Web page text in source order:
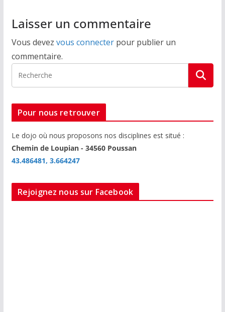
o
k
Laisser un commentaire
Vous devez vous connecterpour publier un
commentaire.
Pour nous retrouver
Le dojo où nous proposons nos disciplines est situé :
Chemin de Loupian - 34560 Poussan
43.486481, 3.664247
Rejoignez nous sur Facebook